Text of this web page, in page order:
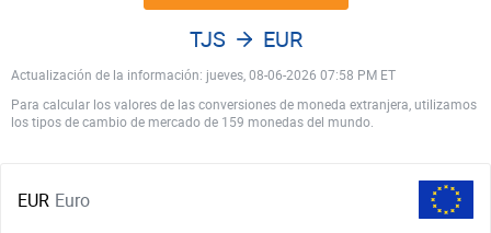
Actualización de la información: jueves, 08-06-2026 07:58 PM ET
TJS EUR
Para calcular los valores de las conversiones de moneda extranjera, utilizamos
los tipos de cambio de mercado de 159 monedas del mundo.
EUR Euro